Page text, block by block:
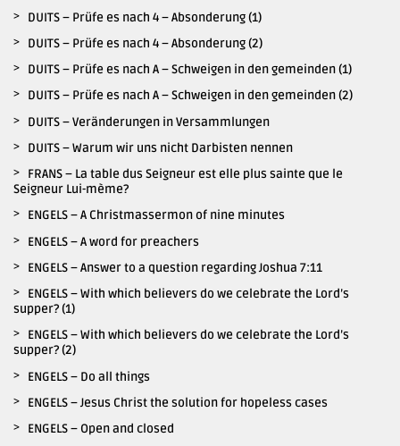
DUITS – Prüfe es nach 4 – Absonderung (1)
DUITS – Prüfe es nach 4 – Absonderung (2)
DUITS – Prüfe es nach A – Schweigen in den gemeinden (1)
DUITS – Prüfe es nach A – Schweigen in den gemeinden (2)
DUITS – Veränderungen in Versammlungen
DUITS – Warum wir uns nicht Darbisten nennen
FRANS – La table dus Seigneur est elle plus sainte que le
Seigneur Lui-mème?
ENGELS – A Christmassermon of nine minutes
ENGELS – A word for preachers
ENGELS – Answer to a question regarding Joshua 7:11
ENGELS – With which believers do we celebrate the Lord’s
supper? (1)
ENGELS – With which believers do we celebrate the Lord’s
supper? (2)
ENGELS – Do all things
ENGELS – Jesus Christ the solution for hopeless cases
ENGELS – Open and closed